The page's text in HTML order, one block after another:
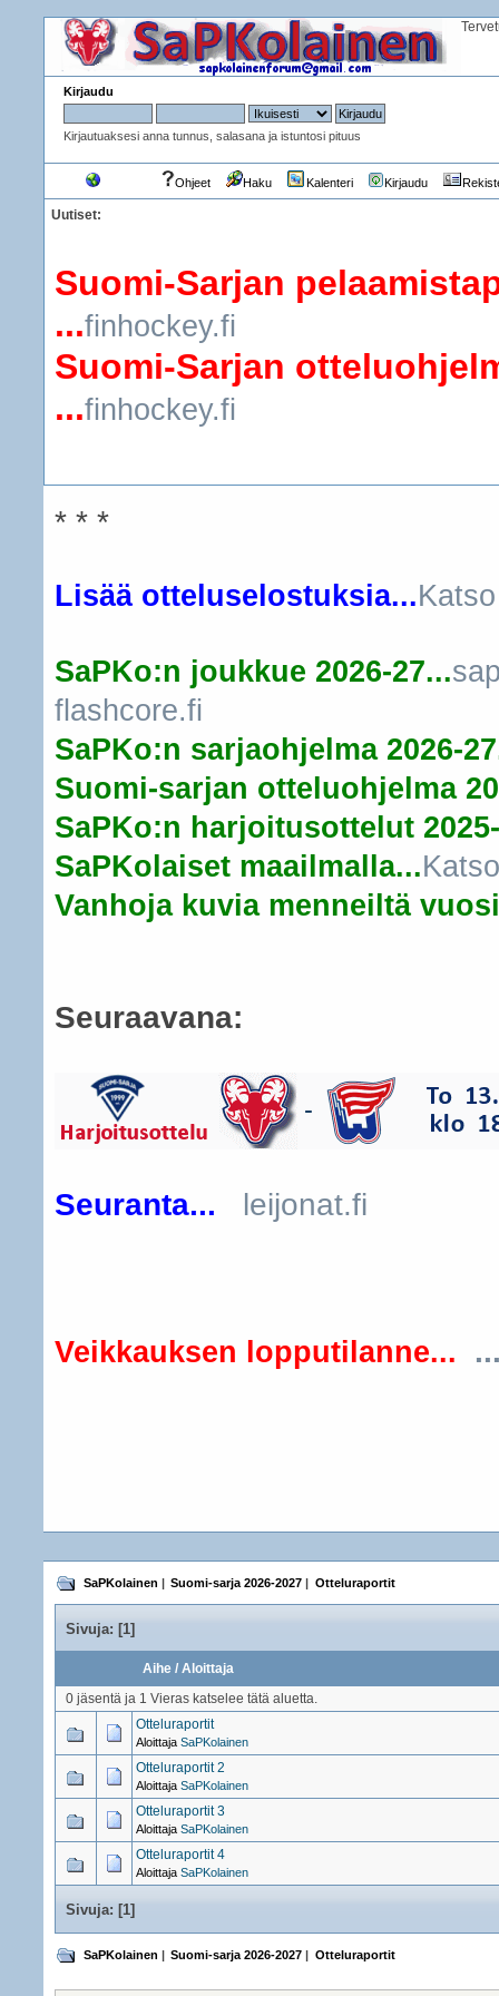
Kirjaudu
Kirjautuaksesi anna tunnus, salasana ja istuntosi pituus
Ohjeet Haku Kalenteri Kirjaudu
Uutiset:
Suomi-Sarjan
...finhockey.fi
Suomi-Sarjan
...finhockey.fi
* * *
Lisää otteluselostuksia...
SaPKo:n joukkue 2026-27...
flashcore.fi
SaPKo:n sarjaohjelma 2026-
Suomi-sarjan otteluohjelma
SaPKo:n harjoitusottelut
SaPKolaiset maailmalla...
Vanhoja kuvia menneiltä
Seuraavana:
Seuranta... leijonat.fi
Veikkauksen lopputilanne...
SaPKolainen | Suomi-sarja 2026-2027 | Otteluraportit
Sivuja: [1]
Aihe/ Aloittaja
0 jäsentä ja 1 Vieras katselee tätä aluetta.
Otteluraportit
AloittajaSaPKolainen
Otteluraportit 2
AloittajaSaPKolainen
Otteluraportit 3
AloittajaSaPKolainen
Otteluraportit 4
AloittajaSaPKolainen
Sivuja: [1]
SaPKolainen | Suomi-sarja 2026-2027 | Otteluraportit